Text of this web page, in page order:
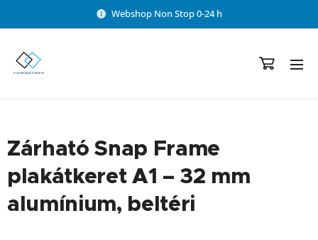
Webshop Non Stop 0-24 h
Zárható Snap Frame
plakátkeret A1 – 32 mm
alumínium, beltéri